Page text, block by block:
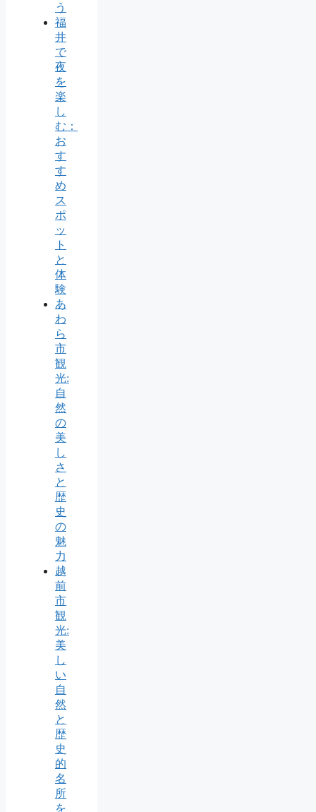
う
福
井
で
夜
を
楽
し
む：
お
す
す
め
ス
ポ
ッ
ト
と
体
験
あ
わ
ら
市
観
光:
自
然
の
美
し
さ
と
歴
史
の
魅
力
越
前
市
観
光:
美
し
い
自
然
と
歴
史
的
名
所
を